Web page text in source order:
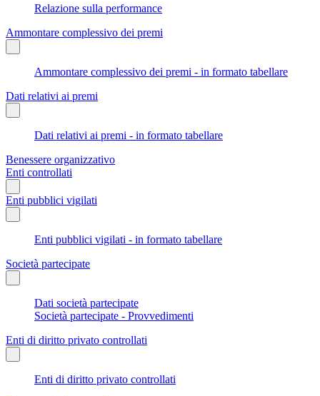
Relazione sulla performance
Ammontare complessivo dei premi
Ammontare complessivo dei premi - in formato tabellare
Dati relativi ai premi
Dati relativi ai premi - in formato tabellare
Benessere organizzativo
Enti controllati
Enti pubblici vigilati
Enti pubblici vigilati - in formato tabellare
Società partecipate
Dati società partecipate
Società partecipate - Provvedimenti
Enti di diritto privato controllati
Enti di diritto privato controllati